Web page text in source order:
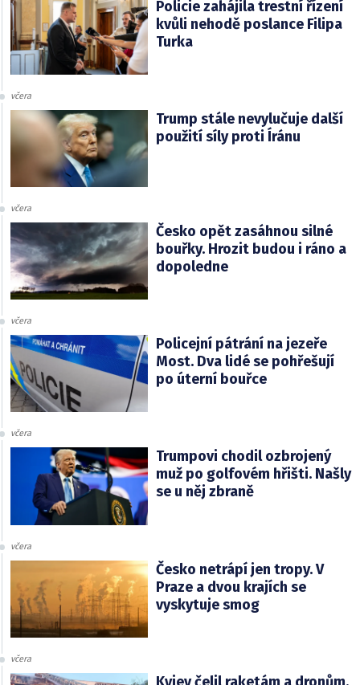
Policie zahájila trestní řízení
kvůli nehodě poslance Filipa
Turka
včera
Trump stále nevylučuje další
použití síly proti Íránu
včera
Česko opět zasáhnou silné
bouřky. Hrozit budou i ráno a
dopoledne
včera
Policejní pátrání na jezeře
Most. Dva lidé se pohřešují
po úterní bouřce
včera
Trumpovi chodil ozbrojený
muž po golfovém hřišti. Našly
se u něj zbraně
včera
Česko netrápí jen tropy. V
Praze a dvou krajích se
vyskytuje smog
včera
Kyjev čelil raketám a dronům.